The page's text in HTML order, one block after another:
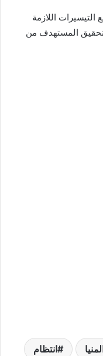
اللازمة
وتحقيق المستهدف من
انتظام